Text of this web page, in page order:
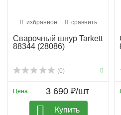
избранное сравнить
Сварочный шнур Tarkett
88344 (28086)
(0)
Цена: 3 690 ₽/шт
Купить